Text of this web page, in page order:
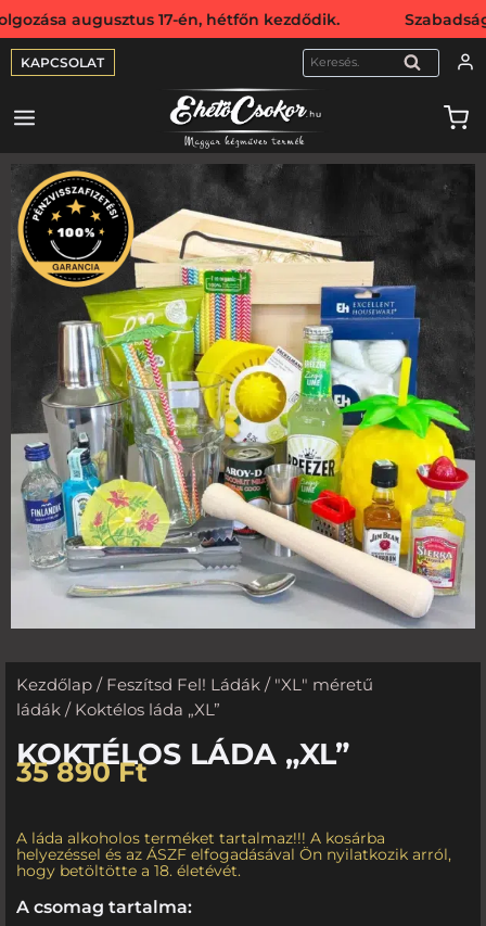
17-én, hétfőn kezdődik. Szabadság miatt
KAPCSOLAT KERESÉS
Kezdőlap / Feszítsd Fel! Ládák / "XL" méretű
ládák / Koktélos láda „XL”
KOKTÉLOS LÁDA „XL”
35 890Ft
A láda alkoholos terméket tartalmaz!!! A kosárba
helyezéssel és az ÁSZF elfogadásával Ön nyilatkozik arról,
hogy betöltötte a 18. életévét.
A csomag tartalma: